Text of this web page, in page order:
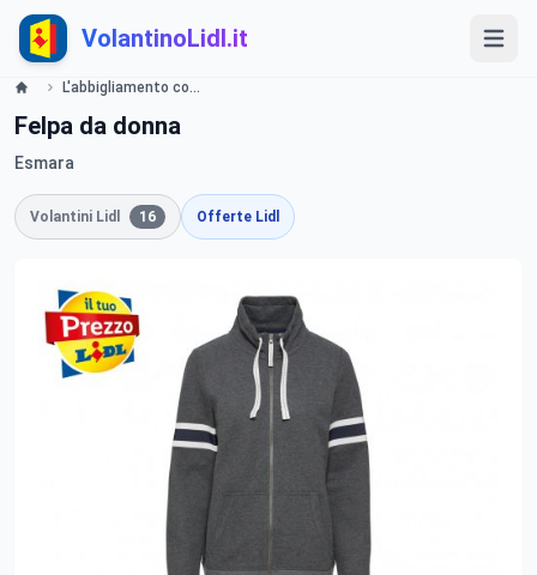
VolantinoLidl.it
L'abbigliamento comodo per grandi e bambini Lidl
Felpa da donna
Esmara
Volantini Lidl 16 Offerte Lidl